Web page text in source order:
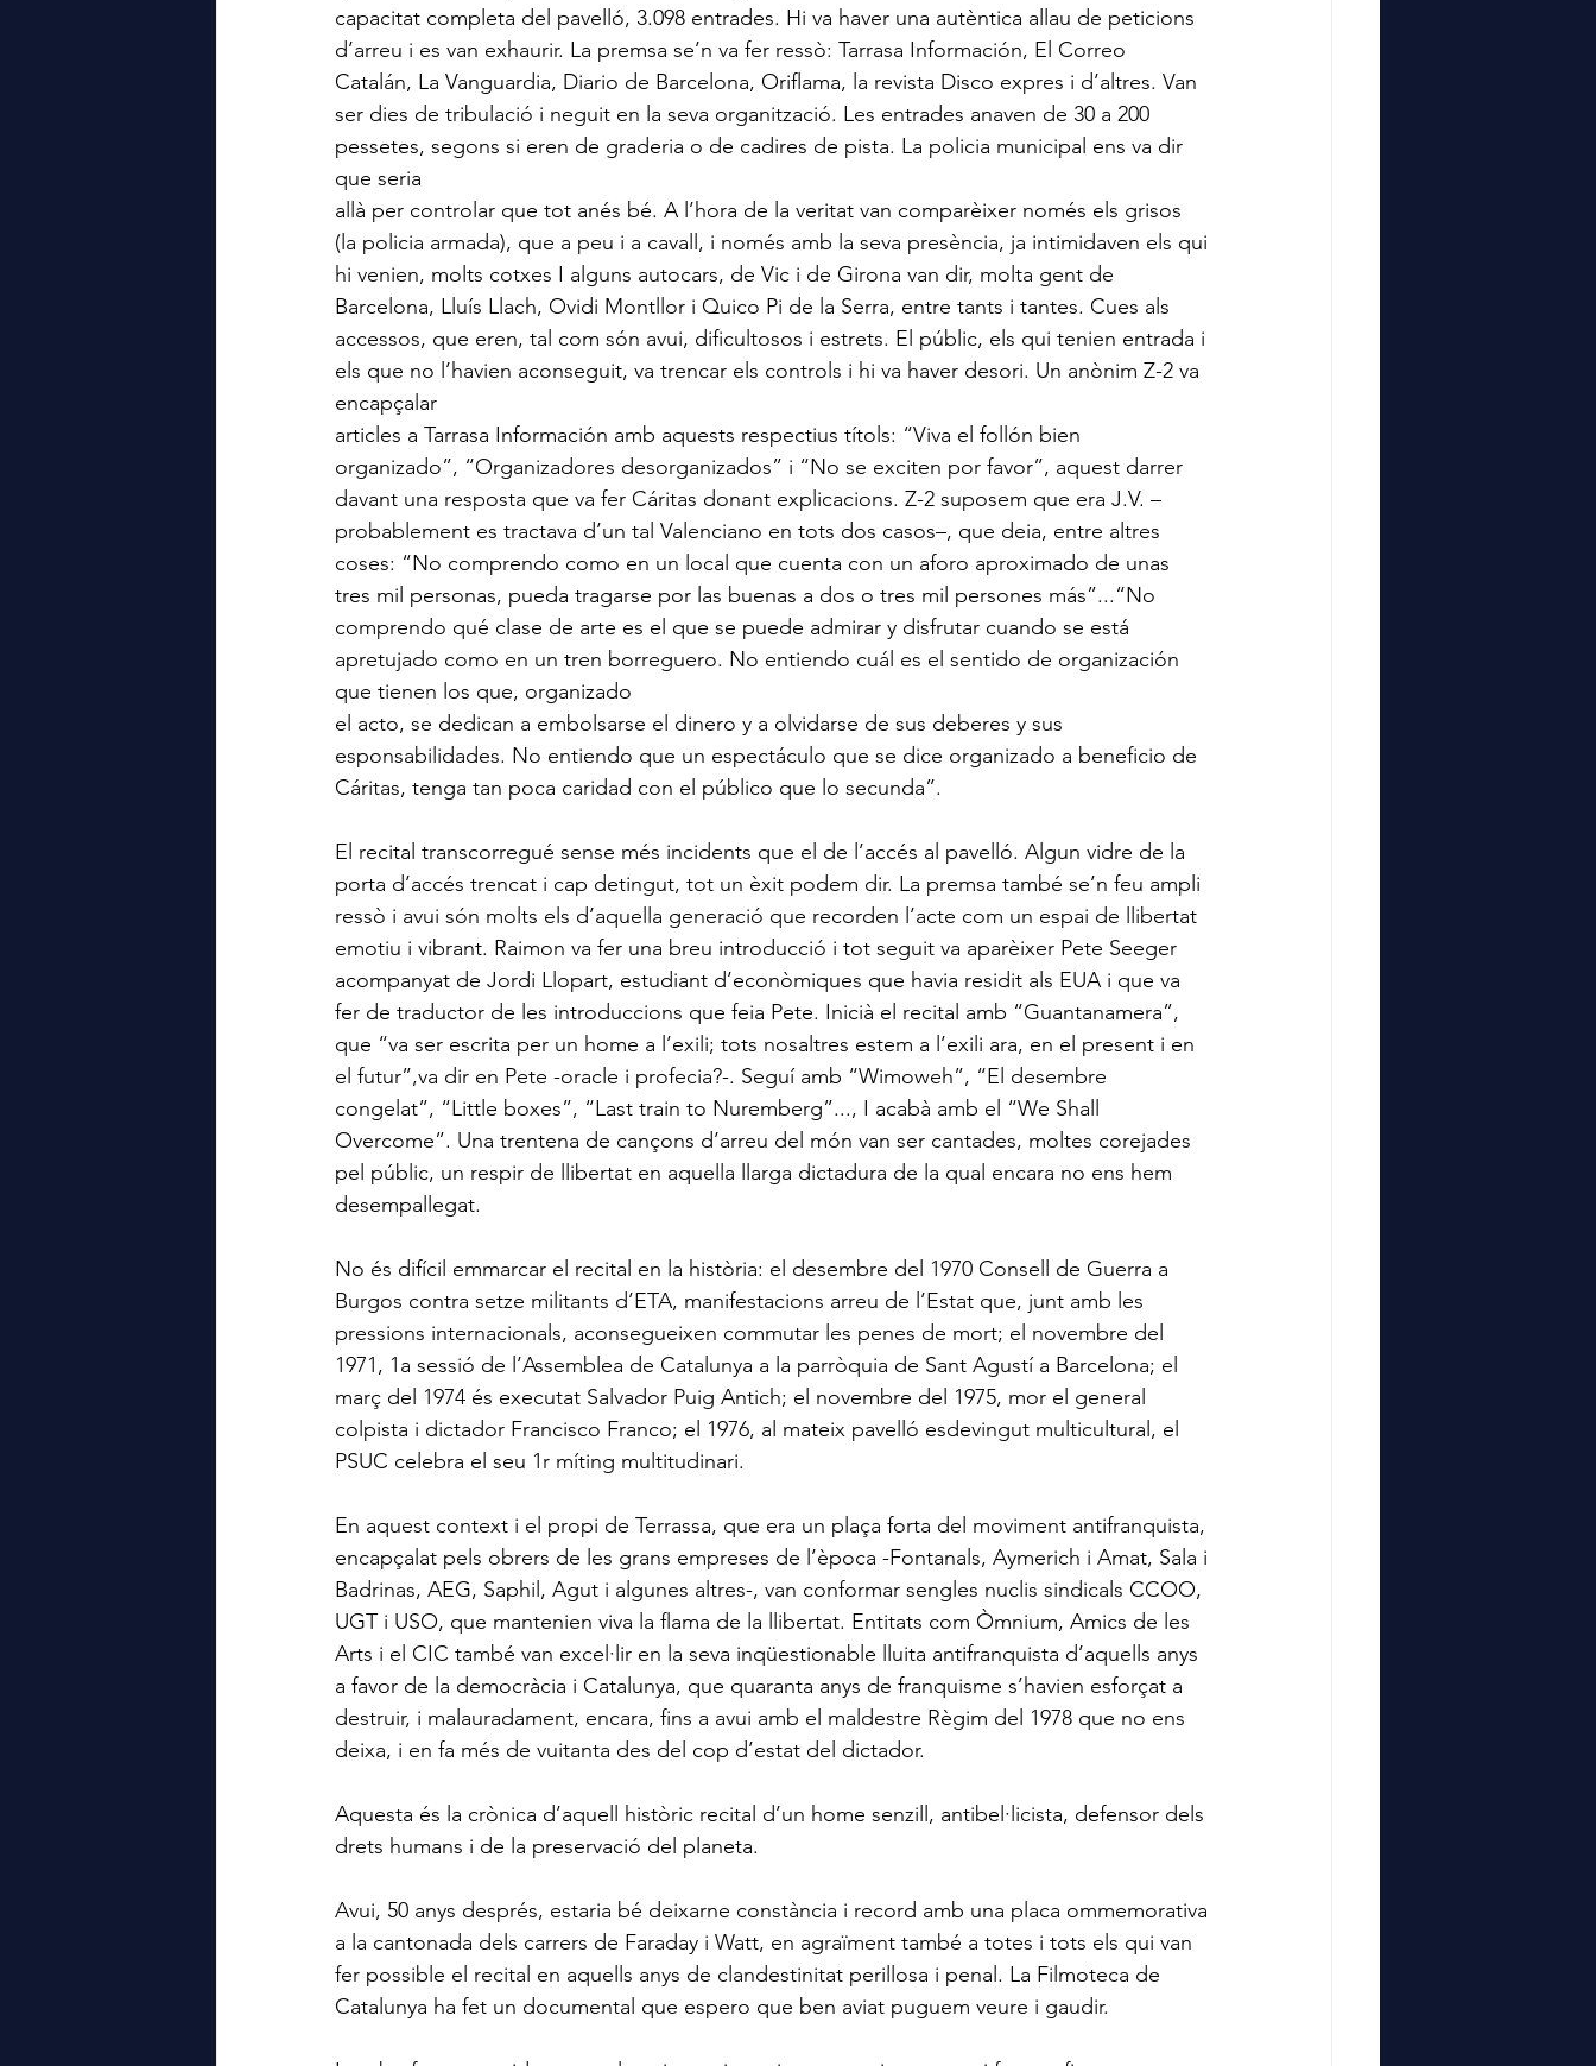
capacitat completa del pavelló, 3.098 entrades. Hi va haver una autèntica allau de peticions
d’arreu i es van exhaurir. La premsa se’n va fer ressò: Tarrasa Información, El Correo
Catalán, La Vanguardia, Diario de Barcelona, Oriflama, la revista Disco expres i d’altres. Van
ser dies de tribulació i neguit en la seva organització. Les entrades anaven de 30 a 200
pessetes, segons si eren de graderia o de cadires de pista. La policia municipal ens va dir
que seria
allà per controlar que tot anés bé. A l’hora de la veritat van comparèixer només els grisos
(la policia armada), que a peu i a cavall, i només amb la seva presència, ja intimidaven els qui
hi venien, molts cotxes I alguns autocars, de Vic i de Girona van dir, molta gent de
Barcelona, Lluís Llach, Ovidi Montllor i Quico Pi de la Serra, entre tants i tantes. Cues als
accessos, que eren, tal com són avui, dificultosos i estrets. El públic, els qui tenien entrada i
els que no l’havien aconseguit, va trencar els controls i hi va haver desori. Un anònim Z-2 va
encapçalar
articles a Tarrasa Información amb aquests respectius títols: “Viva el follón bien
organizado”, “Organizadores desorganizados” i “No se exciten por favor”, aquest darrer
davant una resposta que va fer Cáritas donant explicacions. Z-2 suposem que era J.V. –
probablement es tractava d’un tal Valenciano en tots dos casos–, que deia, entre altres
coses: “No comprendo como en un local que cuenta con un aforo aproximado de unas
tres mil personas, pueda tragarse por las buenas a dos o tres mil persones más”...“No
comprendo qué clase de arte es el que se puede admirar y disfrutar cuando se está
apretujado como en un tren borreguero. No entiendo cuál es el sentido de organización
que tienen los que, organizado
el acto, se dedican a embolsarse el dinero y a olvidarse de sus deberes y sus
esponsabilidades. No entiendo que un espectáculo que se dice organizado a beneficio de
Cáritas, tenga tan poca caridad con el público que lo secunda”.
El recital transcorregué sense més incidents que el de l’accés al pavelló. Algun vidre de la
porta d’accés trencat i cap detingut, tot un èxit podem dir. La premsa també se’n feu ampli
ressò i avui són molts els d’aquella generació que recorden l’acte com un espai de llibertat
emotiu i vibrant. Raimon va fer una breu introducció i tot seguit va aparèixer Pete Seeger
acompanyat de Jordi Llopart, estudiant d’econòmiques que havia residit als EUA i que va
fer de traductor de les introduccions que feia Pete. Inicià el recital amb “Guantanamera”,
que “va ser escrita per un home a l’exili; tots nosaltres estem a l’exili ara, en el present i en
el futur”,va dir en Pete -oracle i profecia?-. Seguí amb “Wimoweh”, “El desembre
congelat”, “Little boxes”, “Last train to Nuremberg”..., I acabà amb el “We Shall
Overcome”. Una trentena de cançons d’arreu del món van ser cantades, moltes corejades
pel públic, un respir de llibertat en aquella llarga dictadura de la qual encara no ens hem
desempallegat.
No és difícil emmarcar el recital en la història: el desembre del 1970 Consell de Guerra a
Burgos contra setze militants d’ETA, manifestacions arreu de l’Estat que, junt amb les
pressions internacionals, aconsegueixen commutar les penes de mort; el novembre del
1971, 1a sessió de l’Assemblea de Catalunya a la parròquia de Sant Agustí a Barcelona; el
març del 1974 és executat Salvador Puig Antich; el novembre del 1975, mor el general
colpista i dictador Francisco Franco; el 1976, al mateix pavelló esdevingut multicultural, el
PSUC celebra el seu 1r míting multitudinari.
En aquest context i el propi de Terrassa, que era un plaça forta del moviment antifranquista,
encapçalat pels obrers de les grans empreses de l’època -Fontanals, Aymerich i Amat, Sala i
Badrinas, AEG, Saphil, Agut i algunes altres-, van conformar sengles nuclis sindicals CCOO,
UGT i USO, que mantenien viva la flama de la llibertat. Entitats com Òmnium, Amics de les
Arts i el CIC també van excel·lir en la seva inqüestionable lluita antifranquista d’aquells anys
a favor de la democràcia i Catalunya, que quaranta anys de franquisme s’havien esforçat a
destruir, i malauradament, encara, fins a avui amb el maldestre Règim del 1978 que no ens
deixa, i en fa més de vuitanta des del cop d’estat del dictador.
Aquesta és la crònica d’aquell històric recital d’un home senzill, antibel·licista, defensor dels
drets humans i de la preservació del planeta.
Avui, 50 anys després, estaria bé deixarne constància i record amb una placa ommemorativa
a la cantonada dels carrers de Faraday i Watt, en agraïment també a totes i tots els qui van
fer possible el recital en aquells anys de clandestinitat perillosa i penal. La Filmoteca de
Catalunya ha fet un documental que espero que ben aviat puguem veure i gaudir.